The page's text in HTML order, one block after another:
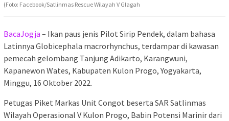
(Foto: Facebook/Satlinmas Rescue Wilayah V Glagah
BacaJogja – Ikan paus jenis Pilot Sirip Pendek, dalam bahasa
Latinnya Globicephala macrorhynchus, terdampar di kawasan
pemecah gelombang Tanjung Adikarto, Karangwuni,
Kapanewon Wates, Kabupaten Kulon Progo, Yogyakarta,
Minggu, 16 Oktober 2022.
Petugas Piket Markas Unit Congot beserta SAR Satlinmas
Wilayah Operasional V Kulon Progo, Babin Potensi Marinir dari